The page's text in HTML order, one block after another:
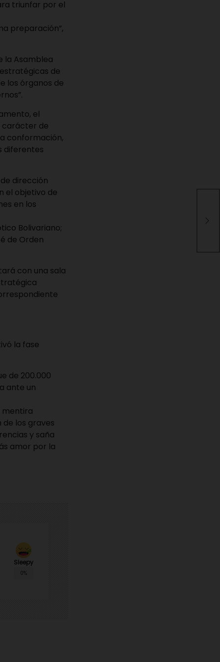
triunfar por el
preparación”,
la Asamblea
de
los órganos de
el
carácter de
conformación,
diferentes
dirección
el objetivo de
en los
Bolivariano;
de Orden
con una sala
la fase
de 200.000
ante un
mentira
los graves
y saña
amor por la
Sleepy
0%